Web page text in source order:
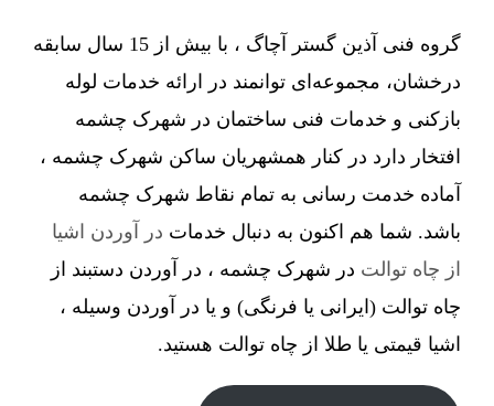
گروه فنی آذین گستر آچاگ ، با بیش از 15 سال سابقه
درخشان، مجموعه‌ای توانمند در ارائه خدمات لوله
بازکنی و خدمات فنی ساختمان در شهرک چشمه
افتخار دارد در کنار همشهریان ساکن شهرک چشمه ،
آماده خدمت رسانی به تمام نقاط شهرک چشمه
باشد. شما هم اکنون به دنبال خدمات در آوردن اشیا
از چاه توالت در شهرک چشمه ، در آوردن دستبند از
چاه توالت (ایرانی یا فرنگی) و یا در آوردن وسیله ،
اشیا قیمتی یا طلا از چاه توالت هستید.